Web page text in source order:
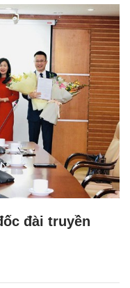
đài truyền